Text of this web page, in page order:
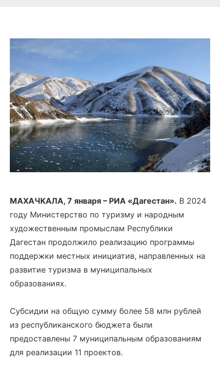
МАХАЧКАЛА, 7 января – РИА «Дагестан». В 2024
году Министерство по туризму и народным
художественным промыслам Республики
Дагестан продолжило реализацию программы
поддержки местных инициатив, направленных на
развитие туризма в муниципальных
образованиях.
Субсидии на общую сумму более 58 млн рублей
из республиканского бюджета были
предоставлены 7 муниципальным образованиям
для реализации 11 проектов.